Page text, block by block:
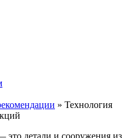
» Технология
это детали и сооружения из